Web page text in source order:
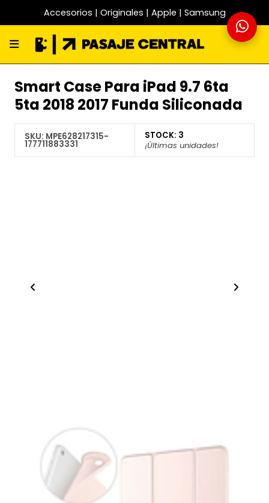
Accesorios | Originales | Apple | Samsung
Smart Case Para iPad 9.7 6ta
5ta 2018 2017 Funda Siliconada
SKU: MPE628217315-
177711883331
STOCK: 3
¡Últimas unidades!